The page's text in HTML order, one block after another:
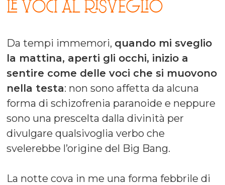
LE VOCI AL RISVEGLIO
Da tempi immemori, quando mi sveglio
la mattina, aperti gli occhi, inizio a
sentire come delle voci che si muovono
nella testa: non sono affetta da alcuna
forma di schizofrenia paranoide e neppure
sono una prescelta dalla divinità per
divulgare qualsivoglia verbo che
svelerebbe l’origine del Big Bang.
La notte cova in me una forma febbrile di